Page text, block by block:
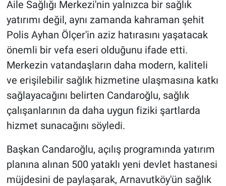
Aile Sağlığı Merkezi'nin yalnızca bir sağlık
yatırımı değil, aynı zamanda kahraman şehit
Polis Ayhan Ölçer'in aziz hatırasını yaşatacak
önemli bir vefa eseri olduğunu ifade etti.
Merkezin vatandaşların daha modern, kaliteli
ve erişilebilir sağlık hizmetine ulaşmasına katkı
sağlayacağını belirten Candaroğlu, sağlık
çalışanlarının da daha uygun fiziki şartlarda
hizmet sunacağını söyledi.
Başkan Candaroğlu, açılış programında yatırım
planına alınan 500 yataklı yeni devlet hastanesi
müjdesini de paylaşarak, Arnavutköy'ün sağlık